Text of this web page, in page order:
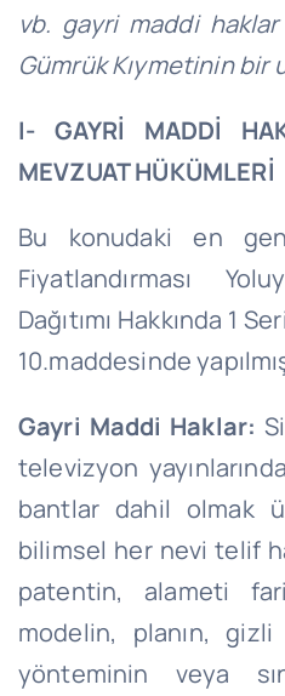
vb. gayri maddi
Gümrük Kıymetinin bir
I- GAYRİ MADDİ
MEVZUATHÜKÜMLERİ
Bu konudaki en
Fiyatlandırması
Dağıtımı Hakkında 1
10.maddesinde
Gayri Maddi Haklar:
televizyon
bantlar dahil olmak
bilimsel her nevi telif
patentin, alameti
modelin, planın,
yönteminin veya